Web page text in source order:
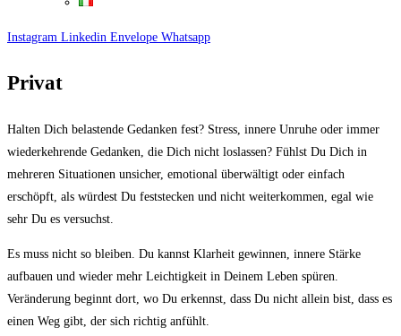
Instagram Linkedin Envelope Whatsapp
Privat
Halten Dich belastende Gedanken fest? Stress, innere Unruhe oder immer
wiederkehrende Gedanken, die Dich nicht loslassen? Fühlst Du Dich in
mehreren Situationen unsicher, emotional überwältigt oder einfach
erschöpft, als würdest Du feststecken und nicht weiterkommen, egal wie
sehr Du es versuchst.
Es muss nicht so bleiben. Du kannst Klarheit gewinnen, innere Stärke
aufbauen und wieder mehr Leichtigkeit in Deinem Leben spüren.
Veränderung beginnt dort, wo Du erkennst, dass Du nicht allein bist, dass es
einen Weg gibt, der sich richtig anfühlt.